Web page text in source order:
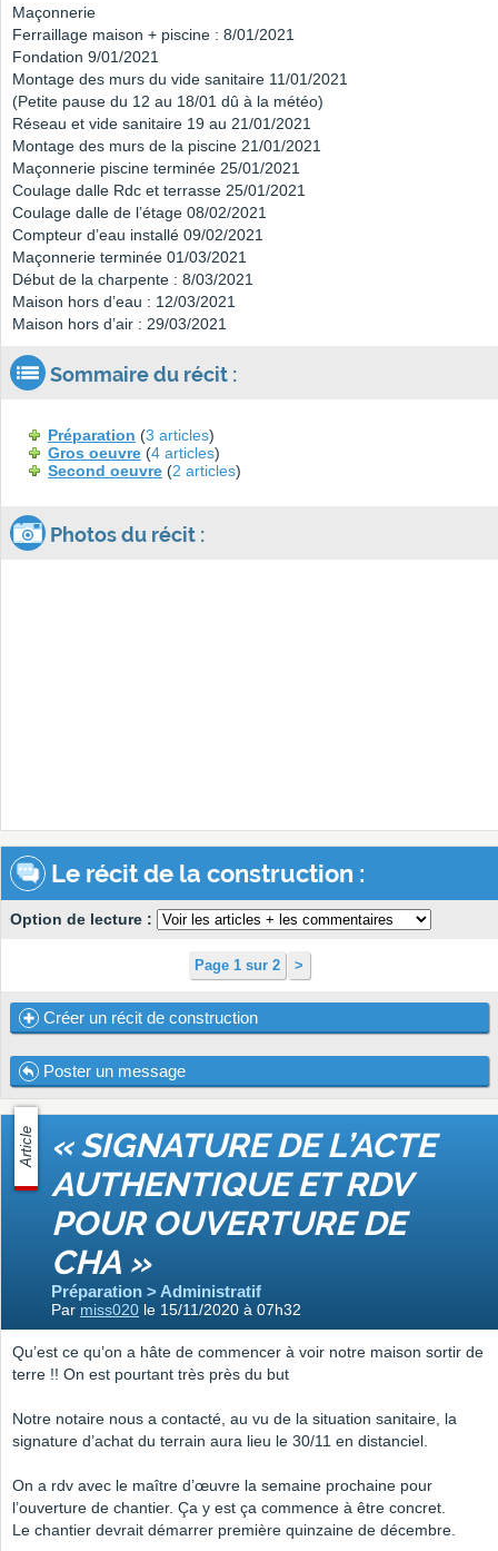
Maçonnerie
Ferraillage maison + piscine : 8/01/2021
Fondation 9/01/2021
Montage des murs du vide sanitaire 11/01/2021
(Petite pause du 12 au 18/01 dû à la météo)
Réseau et vide sanitaire 19 au 21/01/2021
Montage des murs de la piscine 21/01/2021
Maçonnerie piscine terminée 25/01/2021
Coulage dalle Rdc et terrasse 25/01/2021
Coulage dalle de l’étage 08/02/2021
Compteur d’eau installé 09/02/2021
Maçonnerie terminée 01/03/2021
Début de la charpente : 8/03/2021
Maison hors d’eau : 12/03/2021
Maison hors d’air : 29/03/2021
Sommaire du récit :
Préparation (3 articles)
Gros oeuvre (4 articles)
Second oeuvre (2 articles)
Photos du récit :
Le récit de la construction :
Option de lecture :
Page 1 sur 2 >
Créer un récit de construction
Poster un message
Article « SIGNATURE DE L’ACTE
AUTHENTIQUE ET RDV
POUR OUVERTURE DE
CHA »
Préparation > Administratif
Par miss020 le 15/11/2020 à 07h32
Qu’est ce qu’on a hâte de commencer à voir notre maison sortir de
terre !! On est pourtant très près du but
Notre notaire nous a contacté, au vu de la situation sanitaire, la
signature d’achat du terrain aura lieu le 30/11 en distanciel.
On a rdv avec le maître d’œuvre la semaine prochaine pour
l’ouverture de chantier. Ça y est ça commence à être concret.
Le chantier devrait démarrer première quinzaine de décembre.